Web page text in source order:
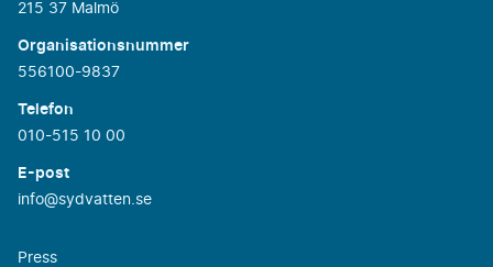
215 37 Malmö
Organisationsnummer
556100-9837
Telefon
010-515 10 00
E-post
info@sydvatten.se
Press